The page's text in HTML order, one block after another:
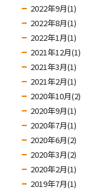
2022年9月(1)
2022年8月(1)
2022年1月(1)
2021年12月(1)
2021年3月(1)
2021年2月(1)
2020年10月(2)
2020年9月(1)
2020年7月(1)
2020年6月(2)
2020年3月(2)
2020年2月(1)
2019年7月(1)